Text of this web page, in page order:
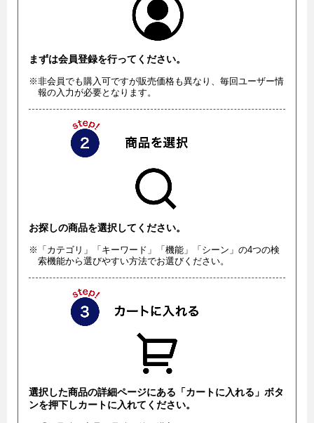
まずは会員登録を行ってください。
※非会員でも購入可ですが販売価格も異なり、毎回ユーザー情
報の入力が必要となります。
お探しの商品を選択してください。
※「カテゴリ」「キーワード」「機能」「シーン」の4つの検
索機能から選びやすい方法でお選びください。
選択した商品の詳細ページにある「カートに入れる」ボタ
ンを押下しカートに入れてください。